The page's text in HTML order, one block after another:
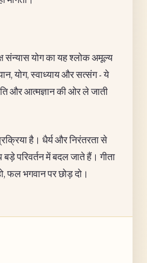
संन्यास योग का यह श्लोक अमूल्य
योग, स्वाध्याय और सत्संग - ये
और आत्मज्ञान की ओर ले जाती
है। धैर्य और निरंतरता से
परिवर्तन में बदल जाते हैं। गीता
फल भगवान पर छोड़ दो।